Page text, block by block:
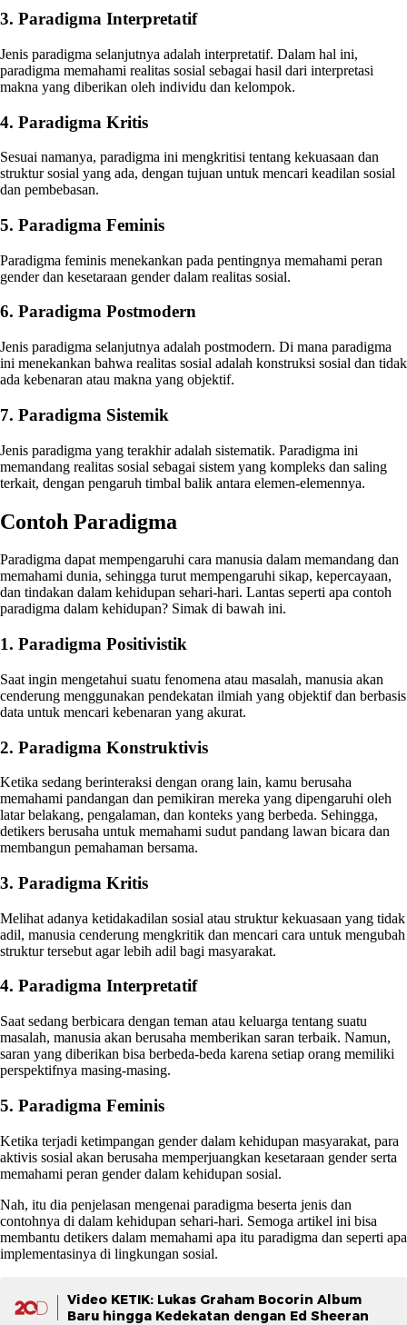
3. Paradigma Interpretatif
Jenis paradigma selanjutnya adalah interpretatif. Dalam hal ini,
paradigma memahami realitas sosial sebagai hasil dari interpretasi
makna yang diberikan oleh individu dan kelompok.
4. Paradigma Kritis
Sesuai namanya, paradigma ini mengkritisi tentang kekuasaan dan
struktur sosial yang ada, dengan tujuan untuk mencari keadilan sosial
dan pembebasan.
5. Paradigma Feminis
Paradigma feminis menekankan pada pentingnya memahami peran
gender dan kesetaraan gender dalam realitas sosial.
6. Paradigma Postmodern
Jenis paradigma selanjutnya adalah postmodern. Di mana paradigma
ini menekankan bahwa realitas sosial adalah konstruksi sosial dan tidak
ada kebenaran atau makna yang objektif.
7. Paradigma Sistemik
Jenis paradigma yang terakhir adalah sistematik. Paradigma ini
memandang realitas sosial sebagai sistem yang kompleks dan saling
terkait, dengan pengaruh timbal balik antara elemen-elemennya.
Contoh Paradigma
Paradigma dapat mempengaruhi cara manusia dalam memandang dan
memahami dunia, sehingga turut mempengaruhi sikap, kepercayaan,
dan tindakan dalam kehidupan sehari-hari. Lantas seperti apa contoh
paradigma dalam kehidupan? Simak di bawah ini.
1. Paradigma Positivistik
Saat ingin mengetahui suatu fenomena atau masalah, manusia akan
cenderung menggunakan pendekatan ilmiah yang objektif dan berbasis
data untuk mencari kebenaran yang akurat.
2. Paradigma Konstruktivis
Ketika sedang berinteraksi dengan orang lain, kamu berusaha
memahami pandangan dan pemikiran mereka yang dipengaruhi oleh
latar belakang, pengalaman, dan konteks yang berbeda. Sehingga,
detikers berusaha untuk memahami sudut pandang lawan bicara dan
membangun pemahaman bersama.
3. Paradigma Kritis
Melihat adanya ketidakadilan sosial atau struktur kekuasaan yang tidak
adil, manusia cenderung mengkritik dan mencari cara untuk mengubah
struktur tersebut agar lebih adil bagi masyarakat.
4. Paradigma Interpretatif
Saat sedang berbicara dengan teman atau keluarga tentang suatu
masalah, manusia akan berusaha memberikan saran terbaik. Namun,
saran yang diberikan bisa berbeda-beda karena setiap orang memiliki
perspektifnya masing-masing.
5. Paradigma Feminis
Ketika terjadi ketimpangan gender dalam kehidupan masyarakat, para
aktivis sosial akan berusaha memperjuangkan kesetaraan gender serta
memahami peran gender dalam kehidupan sosial.
Nah, itu dia penjelasan mengenai paradigma beserta jenis dan
contohnya di dalam kehidupan sehari-hari. Semoga artikel ini bisa
membantu detikers dalam memahami apa itu paradigma dan seperti apa
implementasinya di lingkungan sosial.
Video KETIK: Lukas Graham Bocorin Album
Baru hingga Kedekatan dengan Ed Sheeran